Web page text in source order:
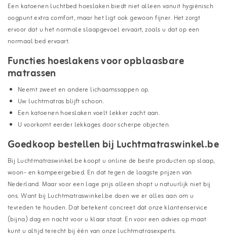
Een katoenen luchtbed hoeslaken biedt niet alleen vanuit hygiënisch
oogpunt extra comfort, maar het ligt ook gewoon fijner. Het zorgt
ervoor dat u het normale slaapgevoel ervaart, zoals u dat op een
normaal bed ervaart.
Functies hoeslakens voor opblaasbare
matrassen
Neemt zweet en andere lichaamssappen op.
Uw luchtmatras blijft schoon.
Een katoenen hoeslaken voelt lekker zacht aan.
U voorkomt eerder lekkages door scherpe objecten.
Goedkoop bestellen bij Luchtmatraswinkel.be
Bij Luchtmatraswinkel.be koopt u online de beste producten op slaap,
woon- en kampeergebied. En dat tegen de laagste prijzen van
Nederland. Maar voor een lage prijs alleen shopt u natuurlijk niet bij
ons. Want bij Luchtmatraswinkel.be doen we er alles aan om u
tevreden te houden. Dat betekent concreet dat onze klantenservice
(bijna) dag en nacht voor u klaar staat. En voor een advies op maat
kunt u altijd terecht bij één van onze luchtmatrasexperts.